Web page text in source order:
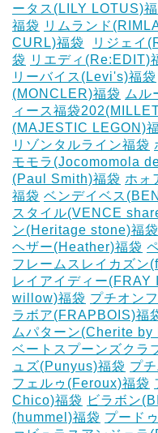
ータス(LILY LOTUS)
福袋 リムランド
CURL)福袋
リジェイ
袋 リエディ(Re:EDIT)
リーバイス(Levi's)福袋
(MONCLER)福袋 ムル
ィース福袋
(MAJESTIC LEGON)
リゾンタルライン福袋
モモラ(Jocomomola
(Paul Smith)福袋 ホォ
福袋 ベンデイベス
スタイル(VENCE
ン(Heritage stone)福袋
ヘザー(Heather)福袋
フレームスレイカズン
レイアイディー(FRAY
willow)福袋 プチオン
ラボア(FRAPBOIS)福
ムパターン(Cherite
ベートスプーンズク
ュズ(Punyus)福袋 プ
フェルゥ(Feroux)福袋
Chico)福袋 ビラボン
(hummel)福袋 プード